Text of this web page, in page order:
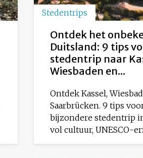
Stedentrips
Ontdek het
Duitsland: 9 tips
stedentrip naar
Wiesbaden en...
Ontdek Kassel,
Saarbrücken. 9 tips
bijzondere stedentrip
vol cultuur, UNESCO-